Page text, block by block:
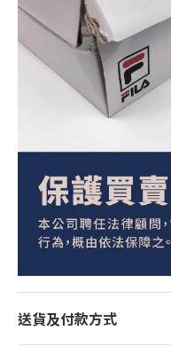
送貨及付款方式